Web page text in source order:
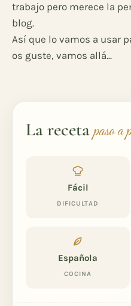
trabajo pero merece la
blog.
Así que lo vamos a usar
os guste, vamos allá...
La recetapaso a
Fácil
DIFICULTAD
Española
COCINA